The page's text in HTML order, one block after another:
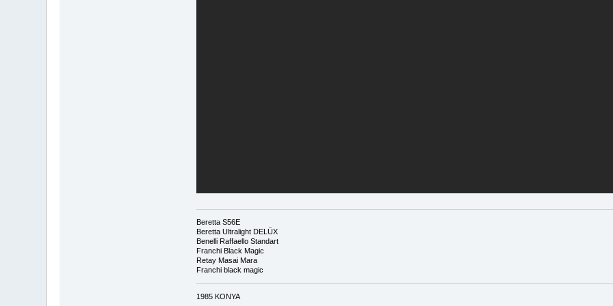
Beretta S56E
Beretta Ultralight DELÜX
Benelli Raffaello Standart
Franchi Black Magic
Retay Masai Mara
Franchi black magic
1985 KONYA